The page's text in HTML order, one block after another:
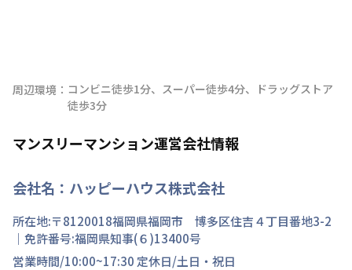
周辺環境： コンビニ徒歩1分、スーパー徒歩4分、ドラッグストア
徒歩3分
マンスリーマンション運営会社情報
会社名： ハッピーハウス株式会社
所在地:〒8120018福岡県福岡市 博多区住吉４丁目番地3-2
｜免許番号:福岡県知事(６)13400号
営業時間/10:00~17:30 定休日/土日・祝日